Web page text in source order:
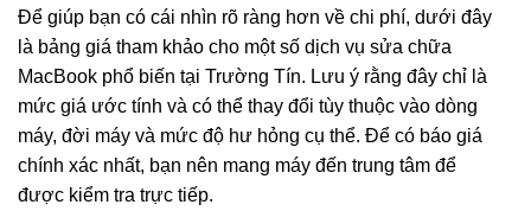
Để giúp bạn có cái nhìn rõ ràng hơn về chi phí, dưới đây
là bảng giá tham khảo cho một số dịch vụ sửa chữa
MacBook phổ biến tại Trường Tín. Lưu ý rằng đây chỉ là
mức giá ước tính và có thể thay đổi tùy thuộc vào dòng
máy, đời máy và mức độ hư hỏng cụ thể. Để có báo giá
chính xác nhất, bạn nên mang máy đến trung tâm để
được kiểm tra trực tiếp.